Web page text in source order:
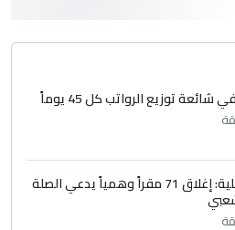
حسينيه اي انسان مهما
بتفاصيل احداث المنطقه
ان اتفاقية مكة للدفاع
دولة ومفتوحة لانضمام
شائعة توزيع الرواتب كل 45 يوماً
وزارة الداخلية: إغلاق 71 مقراً وهمياً يدعي الصلة